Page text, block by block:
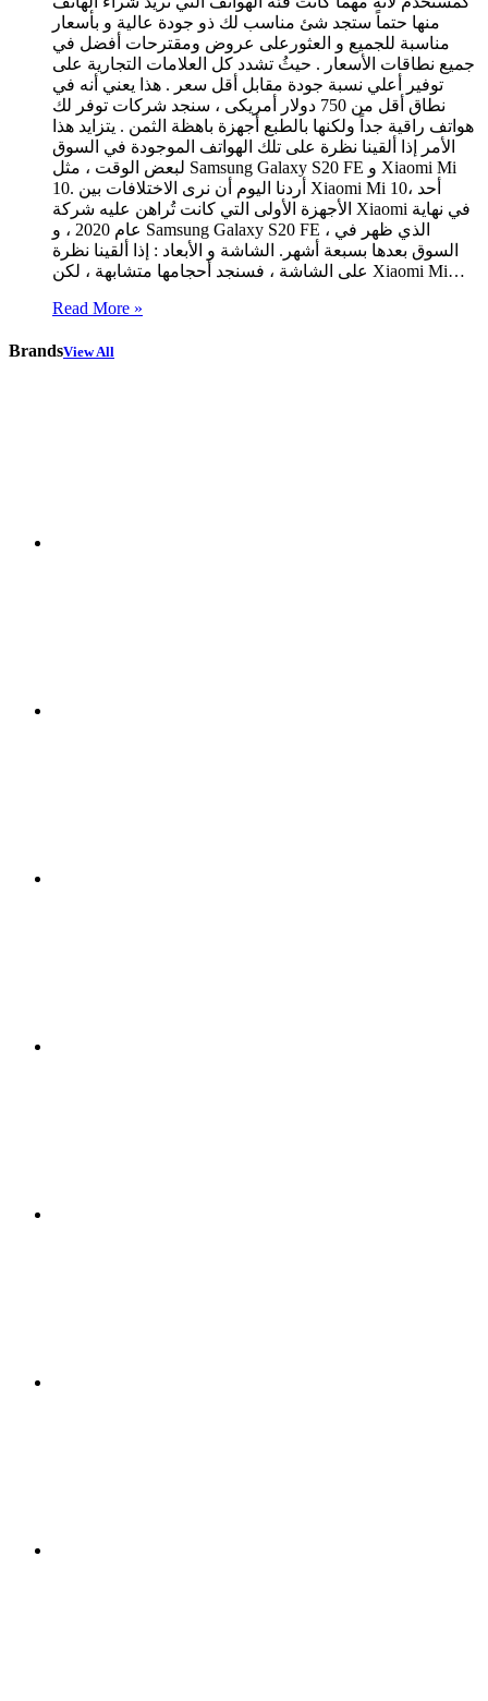
منها حتماً ستجد شئ مناسب لك ذو جودة عالية و بأسعار
مناسبة للجميع و العثورعلى عروض ومقترحات أفضل في
جميع نطاقات الأسعار . حيثُ تشدد كل العلامات التجارية على
توفير أعلي نسبة جودة مقابل أقل سعر . هذا يعني أنه في
نطاق أقل من 750 دولار أمريكى ، سنجد شركات توفر لك
هواتف راقية جداً ولكنها بالطبع أجهزة باهظة الثمن . يتزايد هذا
الأمر إذا ألقينا نظرة على تلك الهواتف الموجودة في السوق
لبعض الوقت ، مثل Samsung Galaxy S20 FE و Xiaomi Mi
10. أردنا اليوم أن نرى الاختلافات بين Xiaomi Mi 10، أحد
الأجهزة الأولى التي كانت تُراهن عليه شركة Xiaomi في نهاية
عام 2020 ، و Samsung Galaxy S20 FE ، الذي ظهر في
السوق بعدها بسبعة أشهر. الشاشة و الأبعاد : إذا ألقينا نظرة
على الشاشة ، فسنجد أحجامها متشابهة ، لكن Xiaomi Mi…
Read More »
BrandsView All